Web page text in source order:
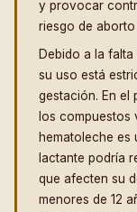
y provocar
riesgo de
Debido a la
su uso está
gestación. En el
los compuestos
hematoleche es
lactante podría
que afecten su
menores de 12